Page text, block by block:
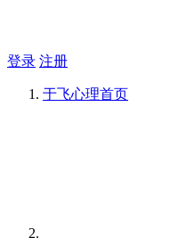
登录 注册
于飞心理首页